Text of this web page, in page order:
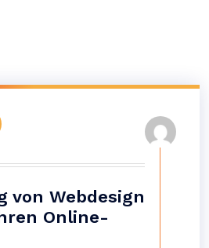
von Webdesign
Online-